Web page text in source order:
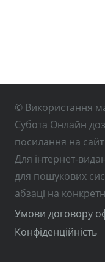
© Використання
Субота Онлайн
посилання на
Для інтернет-
для пошукових
абзаці на
Умови договору
Конфіденційність